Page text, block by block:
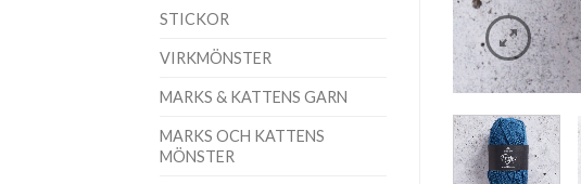
STICKOR
VIRKMÖNSTER
MARKS & KATTENS GARN
MARKS OCH KATTENS
MÖNSTER